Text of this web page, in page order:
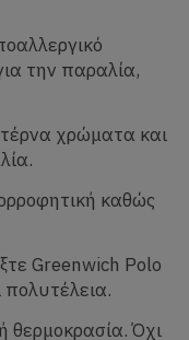
την παραλία,
χρώματα και
καθώς
Greenwich Polo
θερμοκρασία. Όχι